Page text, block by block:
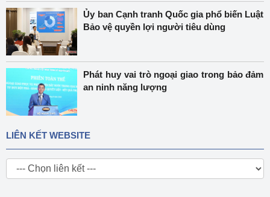
Ủy ban Cạnh tranh Quốc gia phổ biến Luật
Bảo vệ quyền lợi người tiêu dùng
Phát huy vai trò ngoại giao trong bảo đảm
an ninh năng lượng
LIÊN KẾT WEBSITE